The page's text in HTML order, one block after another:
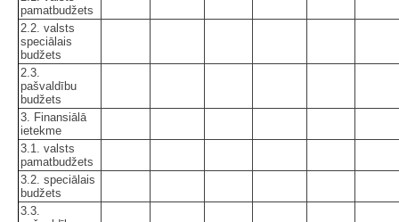
pamatbudžets
2.2. valsts
speciālais
budžets
2.3.
pašvaldību
budžets
3. Finansiālā
ietekme
3.1. valsts
pamatbudžets
3.2. speciālais
budžets
3.3.